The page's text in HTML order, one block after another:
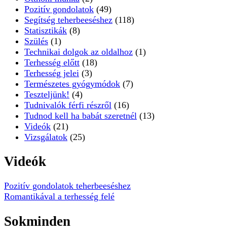
Pozitív gondolatok (49)
Segítség teherbeeséshez (118)
Statisztikák (8)
Szülés (1)
Technikai dolgok az oldalhoz (1)
Terhesség előtt (18)
Terhesség jelei (3)
Természetes gyógymódok (7)
Teszteljünk! (4)
Tudnivalók férfi részről (16)
Tudnod kell ha babát szeretnél (13)
Videók (21)
Vizsgálatok (25)
Videók
Pozitív gondolatok teherbeeséshez
Romantikával a terhesség felé
Sokminden